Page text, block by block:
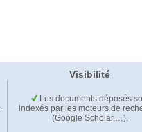
Visibilité
Les documents déposés
indexés par les moteurs de
(Google Scholar,…).